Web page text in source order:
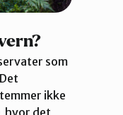
som
ikke
hvor det